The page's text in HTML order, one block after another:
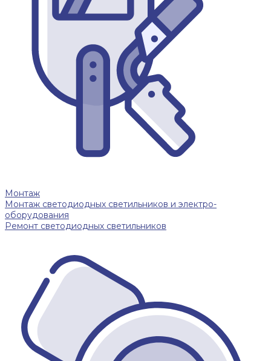
Монтаж
Монтаж светодиодных светильников и электро-
оборудования
Ремонт светодиодных светильников